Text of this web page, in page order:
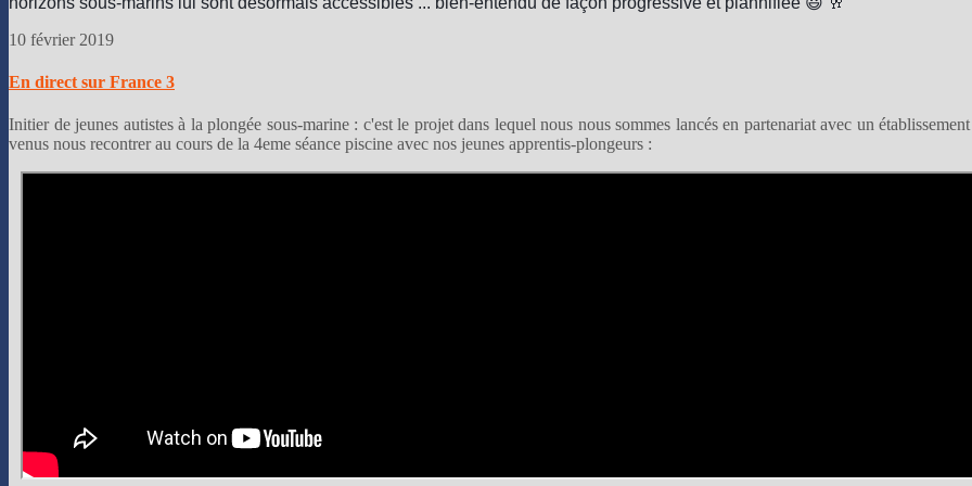
10 février 2019
En direct sur France 3
Initier de jeunes autistes à la plongée sous-marine : c'est le projet dans lequel nous nous sommes lancés en partenariat avec un
venus nous recontrer au cours de la 4eme séance piscine avec nos jeunes apprentis-plongeurs :